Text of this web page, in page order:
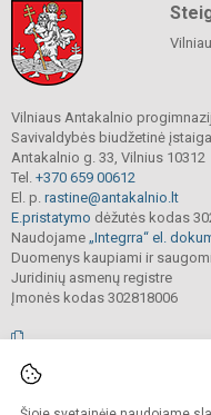
Vilniaus Antakalnio
Savivaldybės biudžetinė įstaiga
Antakalnio g. 33, Vilnius 10312
Tel. +370 659 00612
El. p. rastine@antakalnio.lt
E.pristatymo dėžutės kodas
Naudojame „Integrra“ el.
Duomenys kaupiami ir saugomi
Juridinių asmenų registre
Įmonės kodas 302818006